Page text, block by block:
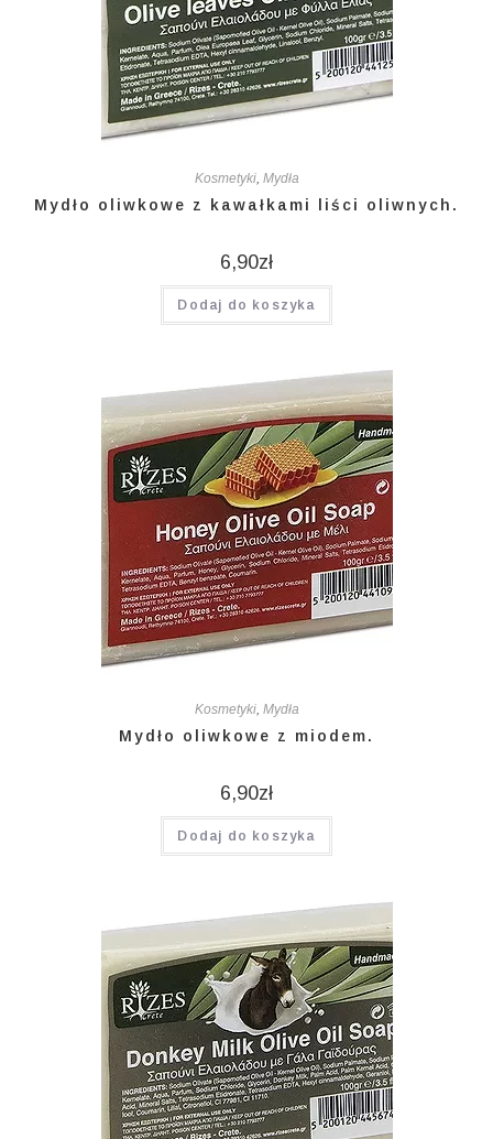
Kosmetyki, Mydła
Mydło oliwkowe z kawałkami liści oliwnych.
6,90zł
Dodaj do koszyka
Kosmetyki, Mydła
Mydło oliwkowe z miodem.
6,90zł
Dodaj do koszyka